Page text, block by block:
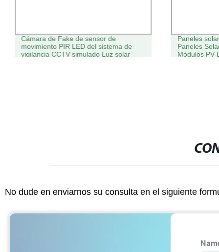
Cámara de Fake de sensor de
movimiento PIR LED del sistema de
vigilancia CCTV simulado Luz solar
Paneles
Paneles
Módulos PV
No dude en enviarnos su consulta en el siguiente